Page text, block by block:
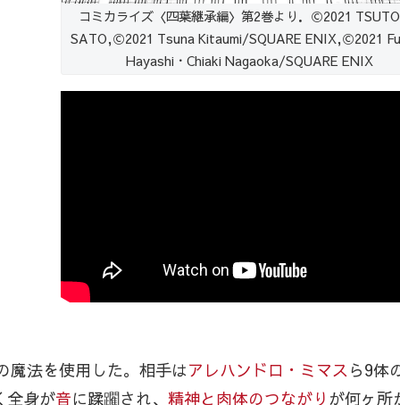
コミカライズ〈四葉継承編〉第2巻より．Ⓒ2021
SATO,Ⓒ2021 Tsuna Kitaumi/SQUARE ENIX,Ⓒ2021
Hayashi・Chiaki Nagaoka/SQUARE ENIX
魔法を使用した。相手はアレハンドロ・ミマス ら9体
全身が音に蹂躙され、 精神と肉体のつながり が何ヶ所